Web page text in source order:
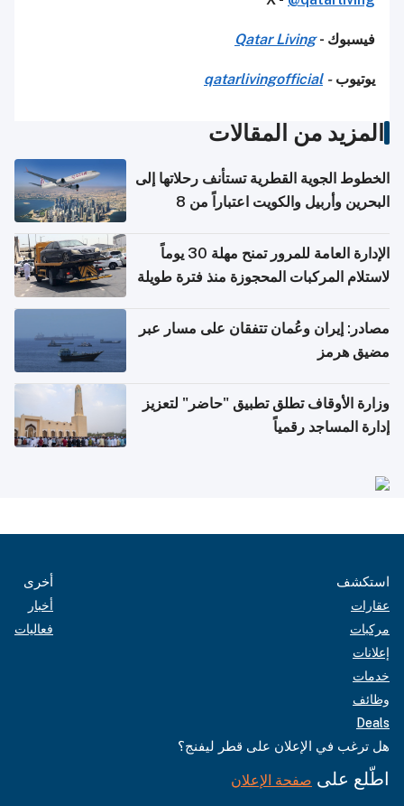
فيسبوك -Qatar Living
يوتيوب-
qatarlivingofficial
المزيد من المقالات
الخطوط الجوية القطرية تستأنف رحلاتها إلى
البحرين وأربيل والكويت اعتباراً من 8
الإدارة العامة للمرور تمنح مهلة 30 يوماً
لاستلام المركبات المحجوزة منذ فترة طويلة
مصادر: إيران وعُمان تتفقان على مسار عبر
مضيق هرمز
وزارة الأوقاف تطلق تطبيق "حاضر" لتعزيز
إدارة المساجد رقمياً
استكشف
عقارات
مركبات
إعلانات
خدمات
وظائف
Deals
أخرى
أخبار
فعاليات
هل ترغب في الإعلان على قطر ليفنج؟
اطّلع على صفحة الإعلان